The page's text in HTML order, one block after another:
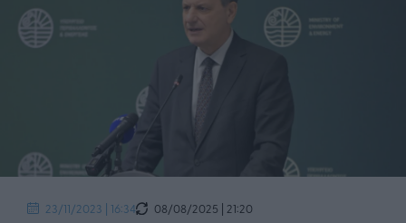
23/11/2023 | 16:34
08/08/2025 | 21:20